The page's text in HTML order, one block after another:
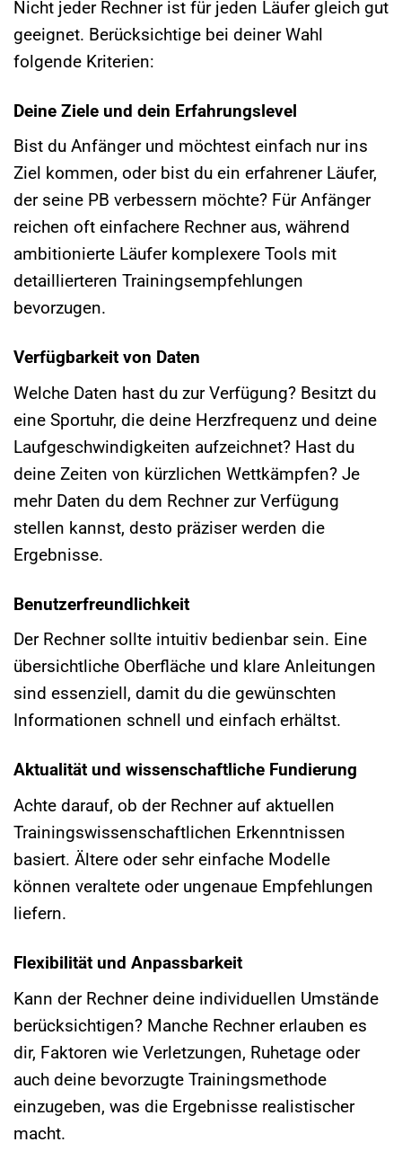
Nicht jeder Rechner ist für jeden Läufer gleich gut
geeignet. Berücksichtige bei deiner Wahl
folgende Kriterien:
Deine Ziele und dein Erfahrungslevel
Bist du Anfänger und möchtest einfach nur ins
Ziel kommen, oder bist du ein erfahrener Läufer,
der seine PB verbessern möchte? Für Anfänger
reichen oft einfachere Rechner aus, während
ambitionierte Läufer komplexere Tools mit
detaillierteren Trainingsempfehlungen
bevorzugen.
Verfügbarkeit von Daten
Welche Daten hast du zur Verfügung? Besitzt du
eine Sportuhr, die deine Herzfrequenz und deine
Laufgeschwindigkeiten aufzeichnet? Hast du
deine Zeiten von kürzlichen Wettkämpfen? Je
mehr Daten du dem Rechner zur Verfügung
stellen kannst, desto präziser werden die
Ergebnisse.
Benutzerfreundlichkeit
Der Rechner sollte intuitiv bedienbar sein. Eine
übersichtliche Oberfläche und klare Anleitungen
sind essenziell, damit du die gewünschten
Informationen schnell und einfach erhältst.
Aktualität und wissenschaftliche Fundierung
Achte darauf, ob der Rechner auf aktuellen
Trainingswissenschaftlichen Erkenntnissen
basiert. Ältere oder sehr einfache Modelle
können veraltete oder ungenaue Empfehlungen
liefern.
Flexibilität und Anpassbarkeit
Kann der Rechner deine individuellen Umstände
berücksichtigen? Manche Rechner erlauben es
dir, Faktoren wie Verletzungen, Ruhetage oder
auch deine bevorzugte Trainingsmethode
einzugeben, was die Ergebnisse realistischer
macht.